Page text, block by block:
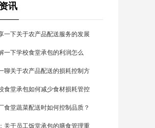
资讯
一下关于农产品配送服务的发展
是什么？
一下学校食堂承包的利润怎么
聊关于农产品配送的损耗控制方
哪些？
食堂承包如何减少食材损耗管控
题？
食堂蔬菜配送时如何控制品质？
关于员工饭堂承包的膳食管理重